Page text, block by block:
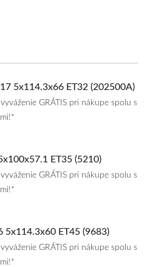
úžitkové
ové
Kontakt
5x114.3x66 ET32 (202500A)
GRÁTIS pri nákupe spolu s
ET35 (5210)
GRÁTIS pri nákupe spolu s
5x114.3x60 ET45 (9683)
GRÁTIS pri nákupe spolu s